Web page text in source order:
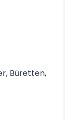
Büretten,